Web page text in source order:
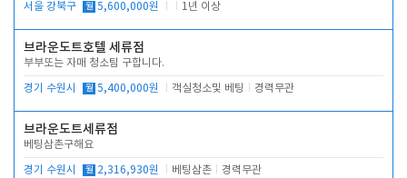
서울 강북구 월 5,600,000원 1년 이상
브라운도트호텔 세류점
부부또는 자매 청소팀 구합니다.
경기 수원시 월 5,400,000원 객실청소및 베팅 경력무관
브라운도트세류점
베팅삼촌구해요
경기 수원시 월 2,316,930원 베팅삼촌 경력무관